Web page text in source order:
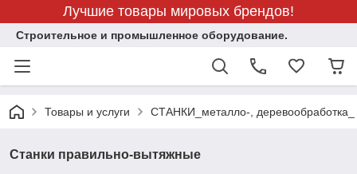
Лучшие товары мировых брендов!
Строительное и промышленное оборудование.
Товары и услуги СТАНКИ_металло-, деревообработка_
Станки правильно-вытяжные